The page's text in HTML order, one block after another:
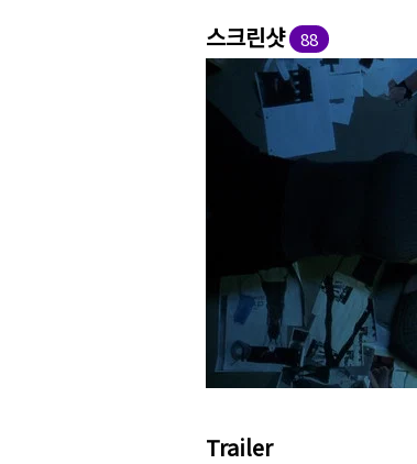
스크린샷 88
Trailer